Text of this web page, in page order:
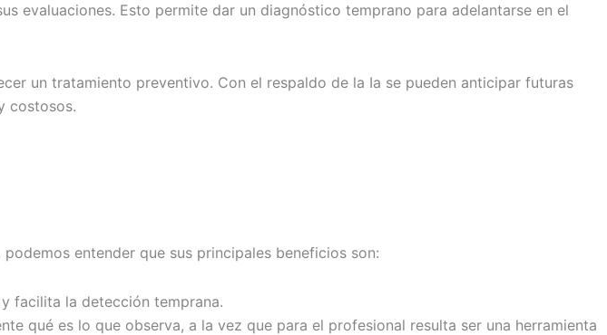
evaluaciones. Esto permite dar un diagnóstico temprano para adelantarse en el
un tratamiento preventivo. Con el respaldo de la Ia se pueden anticipar futuras
costosos.
entender que sus principales beneficios son:
facilita la detección temprana.
qué es lo que observa, a la vez que para el profesional resulta ser una herramienta